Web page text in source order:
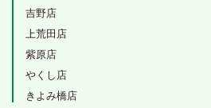
吉野店
上荒田店
紫原店
やくし店
きよみ橋店